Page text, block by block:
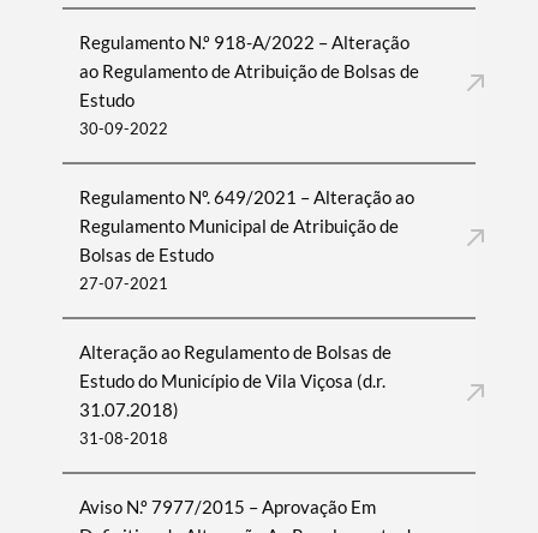
Regulamento N.º 918-A/2022 – Alteração
ao Regulamento de Atribuição de Bolsas de
Estudo
30-09-2022
Regulamento Nº. 649/2021 – Alteração ao
Regulamento Municipal de Atribuição de
Bolsas de Estudo
27-07-2021
Alteração ao Regulamento de Bolsas de
Estudo do Município de Vila Viçosa (d.r.
31.07.2018)
31-08-2018
Aviso N.º 7977/2015 – Aprovação Em